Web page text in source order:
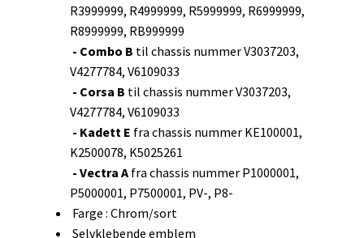
R3999999, R4999999, R5999999, R6999999,
R8999999, RB999999
- Combo B til chassis nummer V3037203,
V4277784, V6109033
- Corsa B til chassis nummer V3037203,
V4277784, V6109033
- Kadett E fra chassis nummer KE100001,
K2500078, K5025261
- Vectra Afra chassis nummer P1000001,
P5000001, P7500001, PV-, P8-
Farge : Chrom/sort
Selvklebende emblem